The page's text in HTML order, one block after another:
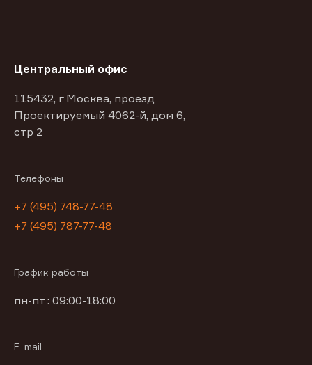
Центральный офис
115432, г Москва, проезд
Проектируемый 4062-й, дом 6,
стр 2
Телефоны
+7 (495) 748-77-48
+7 (495) 787-77-48
График работы
пн-пт : 09:00-18:00
E-mail